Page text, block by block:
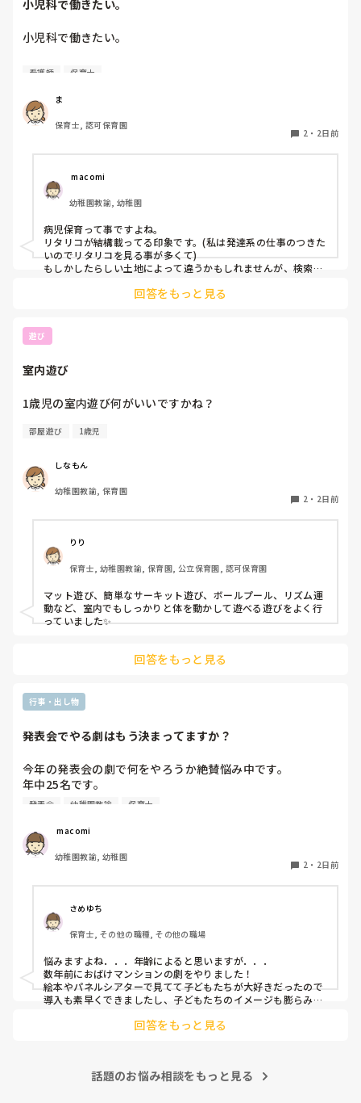
小児科で働きたい。
小児科で働きたい。
今は保育園勤務ですが、
本当は小児科で保育士として
働きたいです。
しかし、地方なのかそのような求人が
ほぼなく、ホームページなどもチェック
していますが見つかりません😭
もともと、看護師を目指していたのもあって、、
もちろん医療的なことができないのは
わかっていますが💦
看護師 保育士
ま
保育士, 認可保育園
2 ・ 2日前
macomi
幼稚園教諭, 幼稚園
病児保育って事ですよね。
リタリコが結構載ってる印象です。(私は発達系の仕事のつきた
いのでリタリコを見る事が多くて)
もしかしたらしい土地によって違うかもしれませんが、検索し
回答をもっと見る
遊び
室内遊び
1歳児の室内遊び何がいいですかね？
部屋遊び 1歳児
しなもん
幼稚園教諭, 保育園
2 ・ 2日前
りり
保育士, 幼稚園教諭, 保育園, 公立保育園, 認可保育園
マット遊び、簡単なサーキット遊び、ボールプール、リズム運
動など、室内でもしっかりと体を動かして遊べる遊びをよく行
っていました✨
回答をもっと見る
行事・出し物
発表会でやる劇はもう決まってますか？
今年の発表会の劇で何をやろうか絶賛悩み中です。
年中25名です。
過去に「これは子どもたちも楽しんで大成功だった！」「観
ひ教えてほしいです！
発表会 幼稚園教諭 保育士
macomi
幼稚園教諭, 幼稚園
2 ・ 2日前
さめゆち
保育士, その他の職種, その他の職場
悩みますよね．．．年齢によると思いますが．．．
数年前におばけマンションの劇をやりました！
絵本やパネルシアターで見てて子どもたちが大好きだったので
導入も素早くできましたし、子どもたちのイメージも膨らみや
回答をもっと見る
話題のお悩み相談をもっと見る